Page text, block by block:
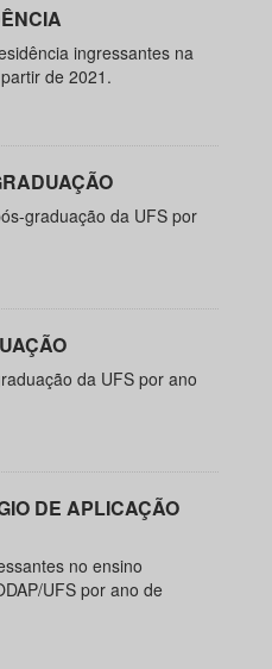
ingressantes na
de 2021.
graduação da UFS por
da UFS por ano
DE APLICAÇÃO
no ensino
UFS por ano de